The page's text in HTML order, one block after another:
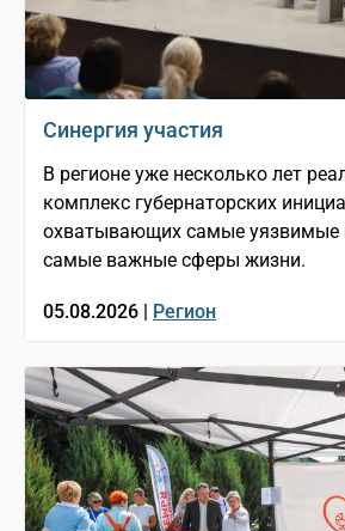
Синергия участия
В регионе уже несколько лет
комплекс губернаторских
охватывающих самые уязвимые
самые важные сферы жизни.
05.08.2026 | Регион